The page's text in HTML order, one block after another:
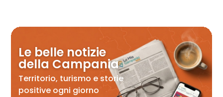
Le belle notizie
della Campania
Territorio, turismo e storie
positive ogni giorno